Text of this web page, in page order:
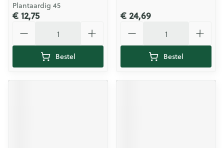
Plantaardig 45
€ 12,75
Bestel
€ 24,69
Bestel